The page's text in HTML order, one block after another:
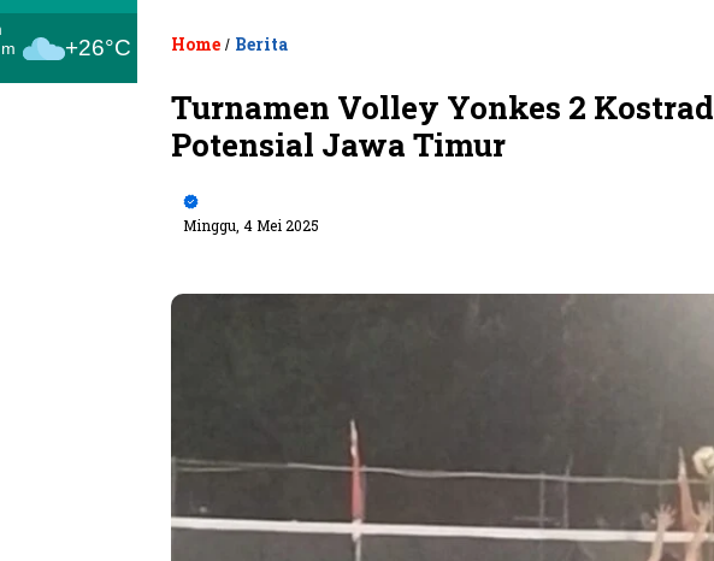
+26°C Home / Berita
Turnamen Volley Yonkes 2
Potensial Jawa Timur
Minggu, 4 Mei 2025